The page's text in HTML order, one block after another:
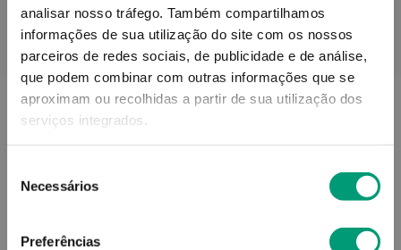
analisar nosso tráfego. Também compartilhamos
informações de sua utilização do site com os nossos
parceiros de redes sociais, de publicidade e de análise,
que podem combinar com outras informações que se
aproximam ou recolhidas a partir de sua utilização dos
serviços integrados.
Necessários
Preferências
PODERÁ TAMBÉM GOSTAR